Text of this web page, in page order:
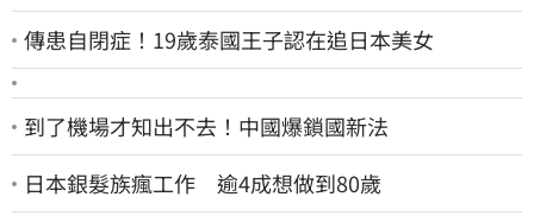
傳患自閉症！19歲泰國王子認在追日本美女
到了機場才知出不去！中國爆鎖國新法
日本銀髮族瘋工作 逾4成想做到80歲